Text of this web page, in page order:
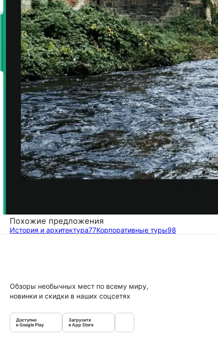
Похожие предложения
История и архитектура77Корпоративные туры98
Обзоры необычных мест по всему миру,
новинки и скидки в наших соцсетях
Доступно
в Google Play
Загрузите
в App Store